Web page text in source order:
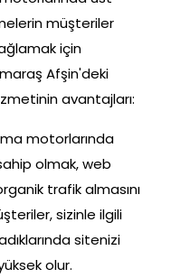
müşteriler
için
Afşin'deki
avantajları:
motorlarında
olmak, web
trafik almasını
sizinle ilgili
sitenizi
olur.